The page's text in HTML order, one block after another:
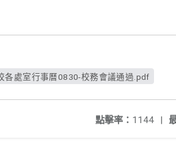
各處室行事曆0830-校務會議通過.pdf
點擊率： 1144 |